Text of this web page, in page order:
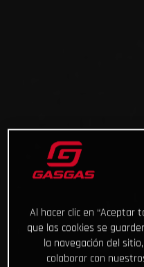
Al hacer clic en “Aceptar
que las cookies se
la navegación del
colaborar con